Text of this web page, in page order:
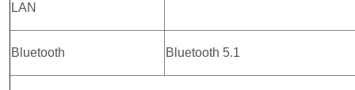
LAN
Bluetooth Bluetooth 5.1